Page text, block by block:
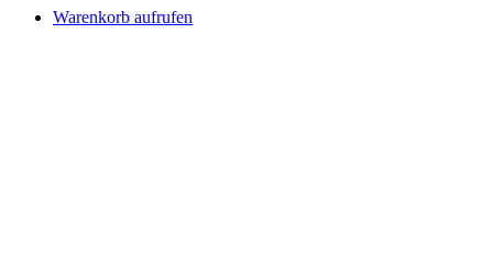
Warenkorb aufrufen